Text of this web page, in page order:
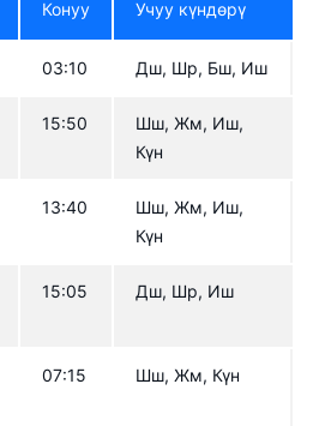
Конуу Учуу күндөрү
03:10 Дш, Шр, Бш, Иш
15:50
Шш, Жм, Иш,
Күн
13:40
Шш, Жм, Иш,
Күн
15:05 Дш, Шр, Иш
07:15 Шш, Жм, Күн